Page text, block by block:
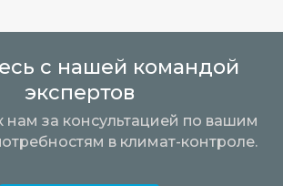
с нашей командой
экспертов
нам за консультацией по вашим
в климат-контроле.